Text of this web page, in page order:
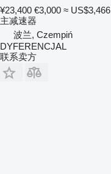
¥23,400 €3,000 ≈ US$3,466
主减速器
波兰, Czempiń
DYFERENCJAL
联系卖方